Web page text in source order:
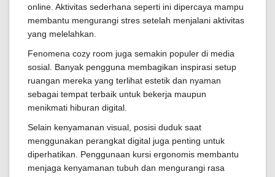
online. Aktivitas sederhana seperti ini dipercaya mampu
membantu mengurangi stres setelah menjalani aktivitas
yang melelahkan.
Fenomena cozy room juga semakin populer di media
sosial. Banyak pengguna membagikan inspirasi setup
ruangan mereka yang terlihat estetik dan nyaman
sebagai tempat terbaik untuk bekerja maupun
menikmati hiburan digital.
Selain kenyamanan visual, posisi duduk saat
menggunakan perangkat digital juga penting untuk
diperhatikan. Penggunaan kursi ergonomis membantu
menjaga kenyamanan tubuh dan mengurangi rasa